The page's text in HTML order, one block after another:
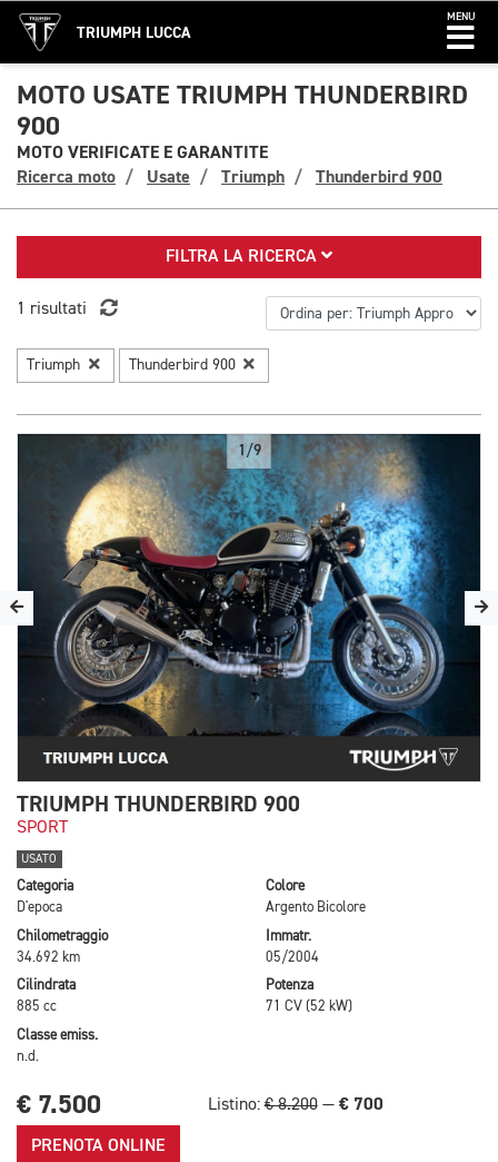
TRIUMPH LUCCA
MENU
MOTO USATE TRIUMPH THUNDERBIRD
900
MOTO VERIFICATE E GARANTITE
Ricerca moto
Usate Triumph Thunderbird 900
FILTRA LA RICERCA
1 risultati
Triumph Thunderbird 900
1/9
TRIUMPH THUNDERBIRD 900
SPORT
USATO
Categoria
D'epoca
Colore
Argento Bicolore
Chilometraggio
34.692 km
Immatr.
05/2004
Cilindrata
885 cc
Potenza
71 CV (52 kW)
Classe emiss.
n.d.
€ 7.500 Listino:€ 8.200 — € 700
PRENOTA ONLINE